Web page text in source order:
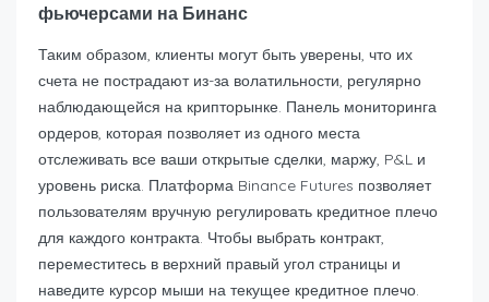
фьючерсами на Бинанс
Таким образом, клиенты могут быть уверены, что их
счета не пострадают из-за волатильности, регулярно
наблюдающейся на крипторынке. Панель мониторинга
ордеров, которая позволяет из одного места
отслеживать все ваши открытые сделки, маржу, P&L и
уровень риска. Платформа Binance Futures позволяет
пользователям вручную регулировать кредитное плечо
для каждого контракта. Чтобы выбрать контракт,
переместитесь в верхний правый угол страницы и
наведите курсор мыши на текущее кредитное плечо.